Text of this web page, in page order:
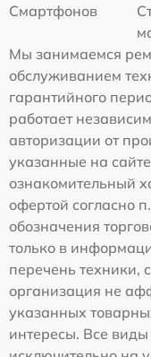
Смартфонов
Мы занимаемся
обслуживанием
гарантийного
работает
авторизации от
указанные на
ознакомительный
офертой согласно
обозначения
только в
перечень техники,
организация не
указанных
интересы. Все